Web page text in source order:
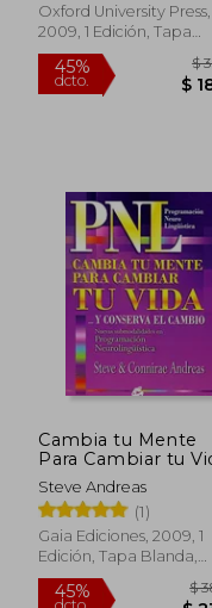
45%
Oxford University Press,
2009, 1 Edición, Tapa
Blanda, Nuevo
Cambia tu Mente
Para Cambiar tu
Steve Andreas
(1)
Gaia Ediciones, 2009, 1
Edición, Tapa Blanda,
Nuevo